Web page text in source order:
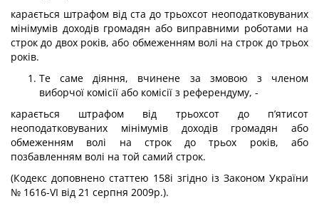
карається штрафом від ста до трьохсот неоподатковуваних
мінімумів доходів громадян або виправними роботами на
строк до двох років, або обмеженням волі на строк до трьох
років.
Те саме діяння, вчинене за змовою з членом
виборчої комісії або комісії з референдуму, -
карається штрафом від трьохсот до п’ятисот
неоподатковуваних мінімумів доходів громадян або
обмеженням волі на строк до трьох років, або
позбавленням волі на той самий строк.
(Кодекс доповнено статтею 158і згідно із Законом України
№ 1616-VI від 21 серпня 2009р.).